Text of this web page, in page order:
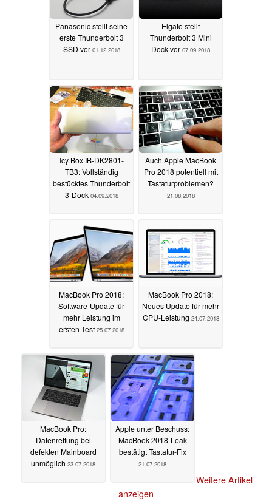
Panasonic stellt seine
erste Thunderbolt 3
SSD vor 01.12.2018
Elgato stellt
Thunderbolt 3 Mini
Dock vor 07.09.2018
Icy Box IB-DK2801-
TB3: Vollständig
bestücktes Thunderbolt
3-Dock 04.09.2018
Auch Apple MacBook
Pro 2018 potentiell mit
Tastaturproblemen?
21.08.2018
MacBook Pro 2018:
Software-Update für
mehr Leistung im
ersten Test 25.07.2018
MacBook Pro 2018:
Neues Update für mehr
CPU-Leistung 24.07.2018
MacBook Pro:
Datenrettung bei
defekten Mainboard
unmöglich 23.07.2018
Apple unter Beschuss:
MacBook 2018-Leak
bestätigt Tastatur-Fix
21.07.2018
Weitere Artikel
anzeigen